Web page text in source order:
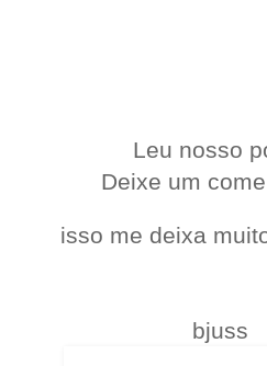
Leu nosso
Deixe um
isso me deixa
bjuss